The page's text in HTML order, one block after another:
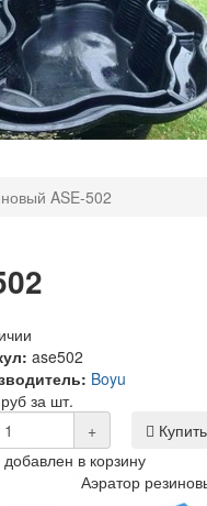
ASE-502
ase502
Boyu
за шт.
+ Купить
в корзину
Аэратор